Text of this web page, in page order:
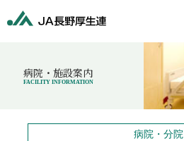
病院・施設案内
FACILITY INFORMATION
病院・分院